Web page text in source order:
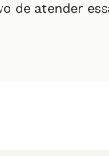
de atender